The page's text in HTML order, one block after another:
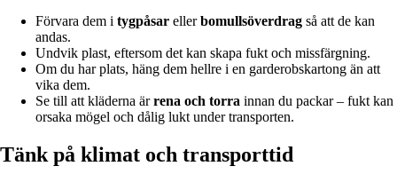
Förvara dem i tygpåsar ellerbomullsöverdrag så att de kan
andas.
Undvik plast, eftersom det kan skapa fukt och missfärgning.
Om du har plats, häng dem hellre i en garderobskartong än att
vika dem.
Se till att kläderna ärrena och torra innan du packar – fukt kan
orsaka mögel och dålig lukt under transporten.
Tänk på klimat och transporttid